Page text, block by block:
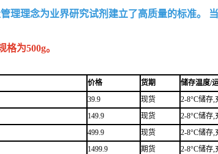
理理念为业界研究试剂建立了高质量的标准。
为500g。
价格 货期
储存温度/
39.9 现货
2-8°C储存
149.9 现货
2-8°C储存
499.9 现货
2-8°C储存
1499.9 期货 2-8°C储存